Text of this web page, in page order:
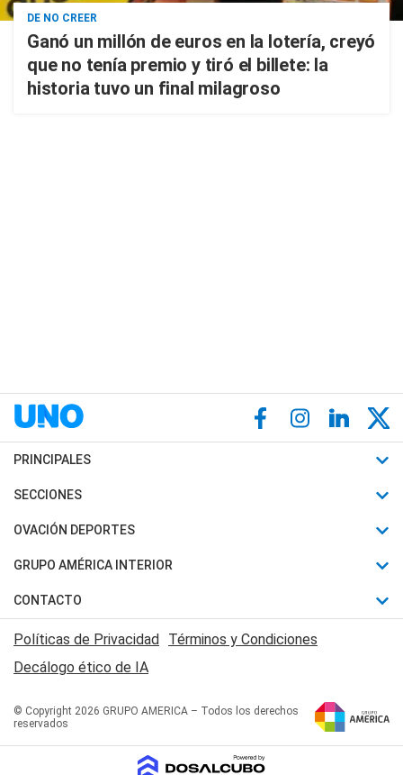
DE NO CREER
Ganó un millón de euros en la lotería, creyó
que no tenía premio y tiró el billete: la
historia tuvo un final milagroso
PRINCIPALES
Últimas Noticias
Política
Judiciales
Economia
SECCIONES
Horóscopo
Motores
Trucos caseros
Series y Películas
Edictos y Solicitadas
OVACIÓN DEPORTES
Fútbol
Mundial
Automovilismo
Rugby
Básquet
GRUPO AMÉRICA INTERIOR
Canal 7 en Vivo
San Juan 8
CONTACTO
Acerca de Nosotros
Contactanos
Políticas de Privacidad Términos y Condiciones
Decálogo ético de IA
© Copyright 2026 GRUPO AMERICA – Todos los derechos
reservados